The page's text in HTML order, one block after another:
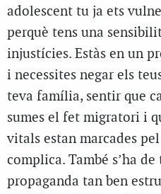
adolescent tu ja ets
perquè tens una
injustícies. Estàs en un
i necessites negar els
teva família, sentir que
sumes el fet migratori i
vitals estan marcades
complica. També s’ha
propaganda tan ben